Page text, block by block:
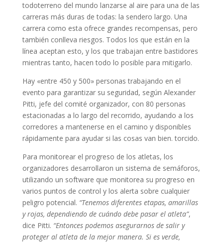
todoterreno del mundo lanzarse al aire para una de las
carreras más duras de todas: la sendero largo. Una
carrera como esta ofrece grandes recompensas, pero
también conlleva riesgos. Todos los que están en la
línea aceptan esto, y los que trabajan entre bastidores
mientras tanto, hacen todo lo posible para mitigarlo.
Hay «entre 450 y 500» personas trabajando en el
evento para garantizar su seguridad, según Alexander
Pitti, jefe del comité organizador, con 80 personas
estacionadas a lo largo del recorrido, ayudando a los
corredores a mantenerse en el camino y disponibles
rápidamente para ayudar si las cosas van bien. torcido.
Para monitorear el progreso de los atletas, los
organizadores desarrollaron un sistema de semáforos,
utilizando un software que monitorea su progreso en
varios puntos de control y los alerta sobre cualquier
peligro potencial. “Tenemos diferentes etapas, amarillas
y rojas, dependiendo de cuándo debe pasar el atleta”,
dice Pitti. “Entonces podemos asegurarnos de salir y
proteger al atleta de la mejor manera. Si es verde,